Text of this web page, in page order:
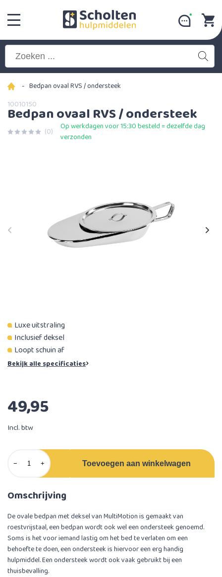
- Bedpan ovaal RVS / ondersteek
10010150
Bedpan ovaal RVS / ondersteek
(0)
Op werkdagen voor 15:30 besteld = dezelfde dag
verzonden
Luxe uitstraling
Inclusief deksel
Loopt schuin af
Bekijk alle specificaties
49,95
Incl. btw
− + Toevoegen aan winkelwagen
Omschrijving
De ovale bedpan met deksel van MultiMotion is gemaakt van
roestvrijstaal, een bedpan wordt ook wel een ondersteek genoemd.
Soms is het voor iemand lastig om het bed te verlaten om een
behoefte te doen, een ondersteek is hiervoor een erg handig
hulpmiddel. Een ondersteek wordt ook vaak gebruikt bij een
thuisbevalling.